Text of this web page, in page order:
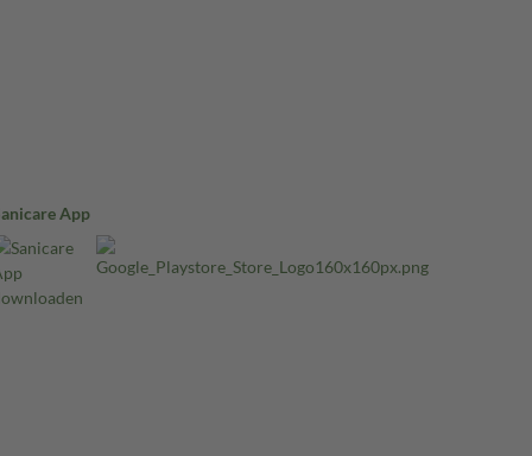
App